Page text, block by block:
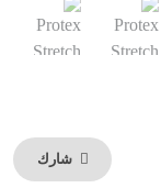
شارك